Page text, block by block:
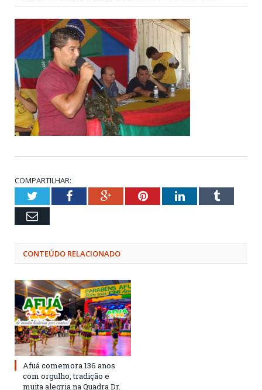
COMPARTILHAR:
TwitterFacebookGoogle+PinterestLinkedInTumblr
Email
CONTEÚDO RELACIONADO
Afuá comemora 136 anos
com orgulho, tradição e
muita alegria na Quadra Dr.